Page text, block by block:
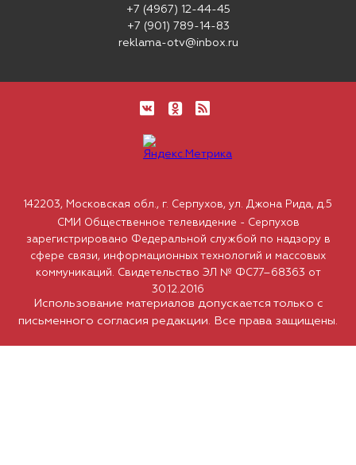
+7 (4967) 12-44-45
+7 (901) 789-14-83
reklama-otv@inbox.ru
Использование материалов допускается только с
письменного согласия редакции. Все права защищены.
142203, Московская обл., г. Серпухов, ул. Джона Рида, д.5
СМИ Общественное телевидение - Серпухов
зарегистрировано Федеральной службой по надзору в
сфере связи, информационных технологий и массовых
коммуникаций. Свидетельство ЭЛ № ФС77–68363 от
30.12.2016